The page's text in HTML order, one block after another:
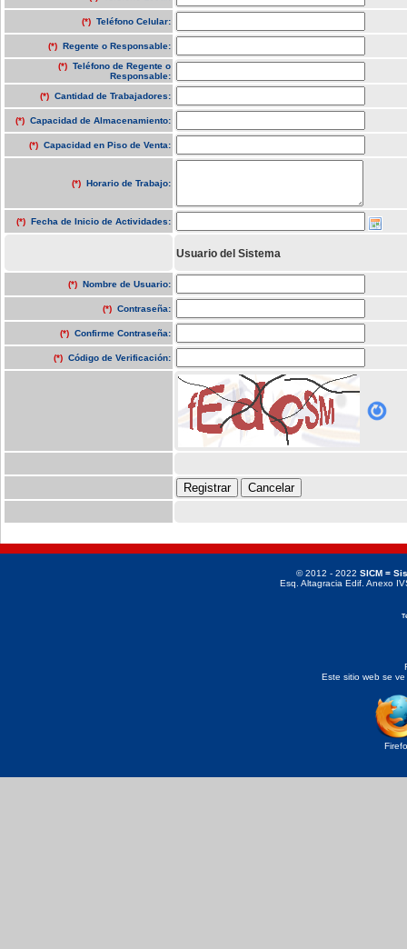
(*) Teléfono Celular:
(*) Regente o Responsable:
(*) Teléfono de Regente o
Responsable:
(*) Cantidad de Trabajadores:
(*) Capacidad de Almacenamiento:
(*) Capacidad en Piso de Venta:
(*) Horario de Trabajo:
(*) Fecha de Inicio de Actividades:
Usuario del Sistema
(*) Nombre de Usuario:
(*) Contraseña:
(*) Confirme Contraseña:
(*) Código de Verificación:
© 2012 - 2022 SICM =
Esq. Altagracia Edif. Anexo
Este sitio web se